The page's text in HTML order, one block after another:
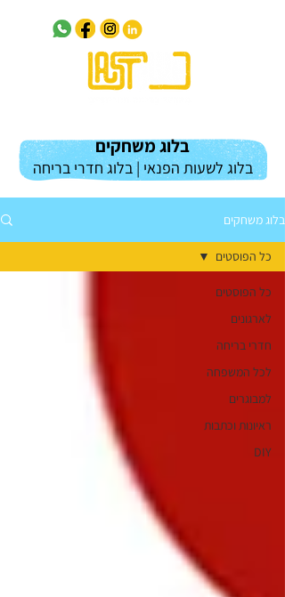
בלוג משחקים
בלוג לשעות הפנאי | בלוג חדרי בריחה
בלוג משחקים
כל הפוסטים
לארגונים
חדרי בריחה
לכל המשפחה
למבוגרים
ראיונות וכתבות
DIY
כל הפוסטים